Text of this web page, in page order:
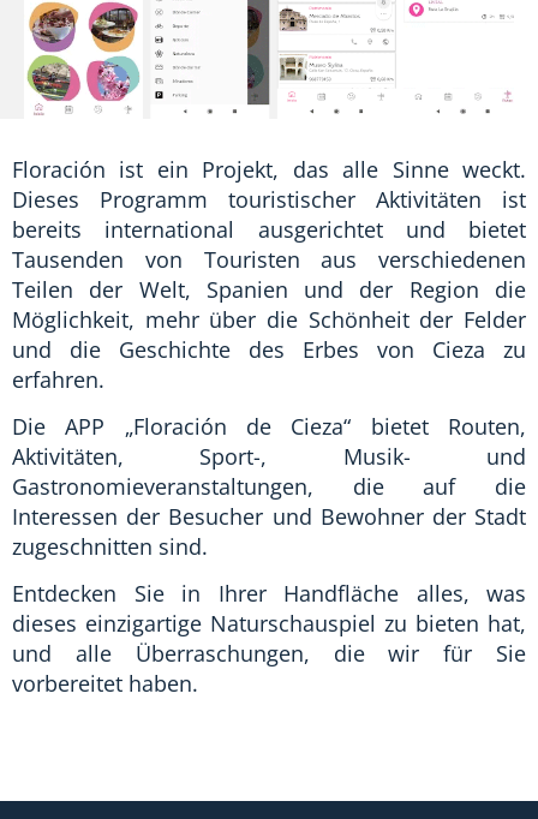
Floración ist ein Projekt, das alle Sinne weckt.
Dieses Programm touristischer Aktivitäten ist
bereits international ausgerichtet und bietet
Tausenden von Touristen aus verschiedenen
Teilen der Welt, Spanien und der Region die
Möglichkeit, mehr über die Schönheit der Felder
und die Geschichte des Erbes von Cieza zu
erfahren.
Die APP „Floración de Cieza“ bietet Routen,
Aktivitäten, Sport-, Musik- und
Gastronomieveranstaltungen, die auf die
Interessen der Besucher und Bewohner der Stadt
zugeschnitten sind.
Entdecken Sie in Ihrer Handfläche alles, was
dieses einzigartige Naturschauspiel zu bieten hat,
und alle Überraschungen, die wir für Sie
vorbereitet haben.